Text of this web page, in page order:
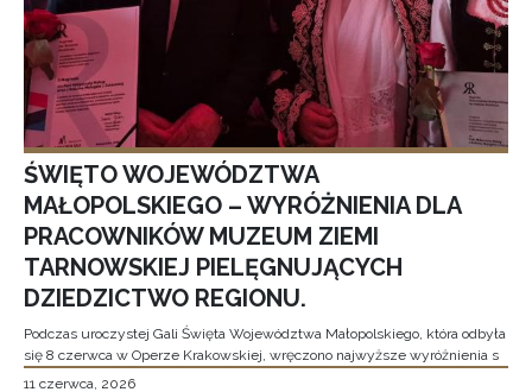
ŚWIĘTO WOJEWÓDZTWA
MAŁOPOLSKIEGO – WYRÓŻNIENIA DLA
PRACOWNIKÓW MUZEUM ZIEMI
TARNOWSKIEJ PIELĘGNUJĄCYCH
DZIEDZICTWO REGIONU.
Podczas uroczystej Gali Święta Województwa Małopolskiego, która odbyła
się 8 czerwca w Operze Krakowskiej, wręczono najwyższe wyróżnienia s
11 czerwca, 2026